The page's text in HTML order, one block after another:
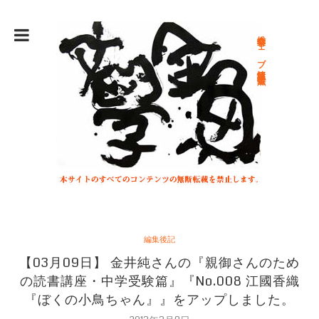
総合文学ウェブ情報誌 文学金魚
編集後記
【03月09日】 金井純さんの『親御さんのため
の読書講座・中学受験篇』『No.008 江國香織
『ぼくの小鳥ちゃん』』をアップしました。